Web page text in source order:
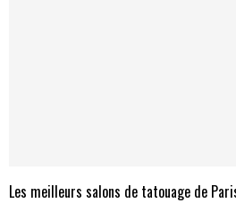
Les meilleurs salons de tatouage de